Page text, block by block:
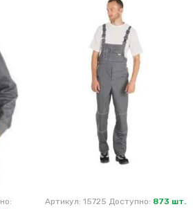
Артикул: 15725 Доступно: 873 шт.